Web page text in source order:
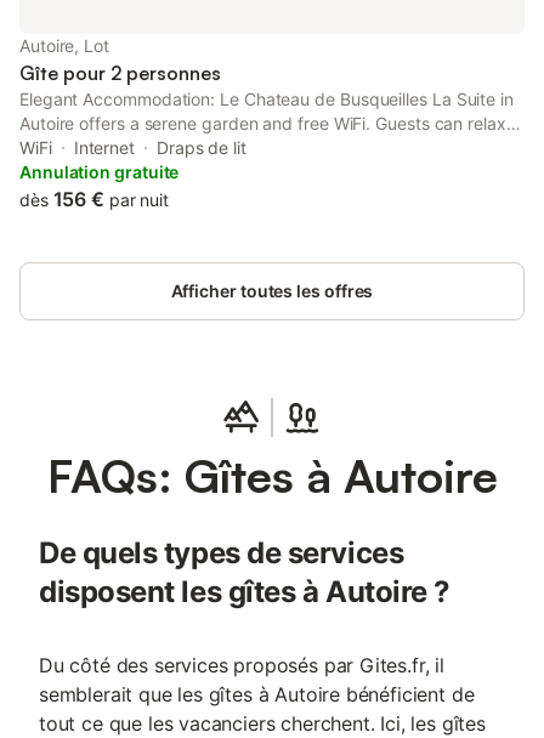
des espaces de détente -une cuisine d’été -barbecue - pergola
-mobilier de jardin Pour plus de confort : douche et WC à
proximité de la pisc
Autoire, Lot
Gîte pour 2 personnes
Elegant Accommodation: Le Chateau de Busqueilles La Suite in
Autoire offers a serene garden and free WiFi. Guests can relax in
the picnic area or enjoy mountain views from the property.
WiFi Internet
Draps de lit
Annulation gratuite
dès 156 € par nuit
Afficher toutes les offres
FAQs: Gîtes à Autoire
De quels types de services
disposent les gîtes à Autoire ?
Du côté des services proposés par Gites.fr, il
semblerait que les gîtes à Autoire bénéficient de
tout ce que les vacanciers cherchent. Ici, les gîtes